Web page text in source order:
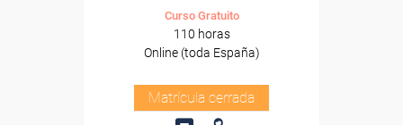
Curso Gratuito
110 horas
Online (toda España)
Matrícula cerrada